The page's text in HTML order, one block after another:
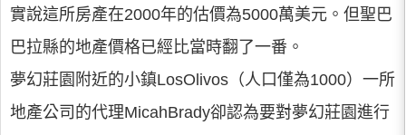
實說這所房產在2000年的估價為5000萬美元。但聖巴
巴拉縣的地產價格已經比當時翻了一番。
夢幻莊園附近的小鎮LosOlivos（人口僅為1000）一所
地產公司的代理MicahBrady卻認為要對夢幻莊園進行